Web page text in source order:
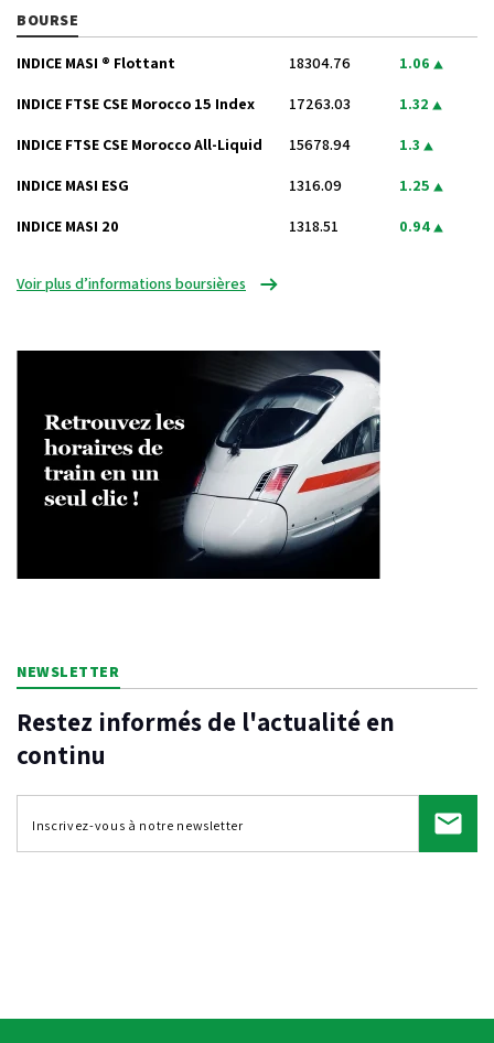
BOURSE
INDICE MASI ® Flottant 18304.76 1.06
INDICE FTSE CSE Morocco 15 Index 17263.03 1.32
INDICE FTSE CSE Morocco All-Liquid 15678.94 1.3
INDICE MASI ESG 1316.09 1.25
INDICE MASI 20 1318.51 0.94
Voir plus d’informations boursières
NEWSLETTER
Restez informés de l'actualité en
continu